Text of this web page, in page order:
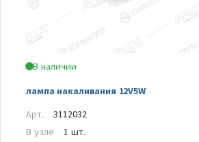
В наличии
лампа накаливания 12V5W
Арт.
3112032
В узле
1 шт.